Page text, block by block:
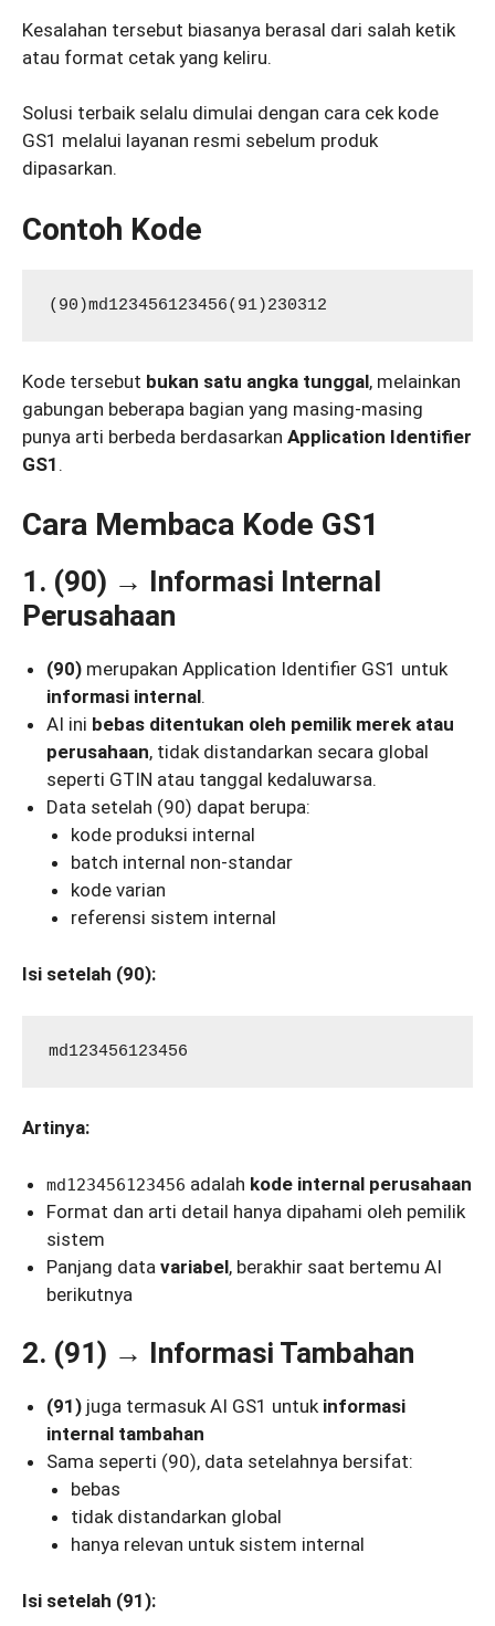
Kesalahan tersebut biasanya berasal dari salah ketik
atau format cetak yang keliru.
Solusi terbaik selalu dimulai dengan cara cek kode
GS1 melalui layanan resmi sebelum produk
dipasarkan.
Contoh Kode
Kode tersebut bukan satu angka tunggal, melainkan
gabungan beberapa bagian yang masing-masing
punya arti berbeda berdasarkan Application Identifier
GS1 .
Cara Membaca Kode GS1
1. (90) → Informasi Internal
Perusahaan
(90) merupakan Application Identifier GS1 untuk
informasi internal.
AI ini bebas ditentukan oleh pemilik merek atau
perusahaan, tidak distandarkan secara global
seperti GTIN atau tanggal kedaluwarsa.
Data setelah (90) dapat berupa:
kode produksi internal
batch internal non-standar
kode varian
referensi sistem internal
Isi setelah (90):
Artinya:
md123456123456 adalah kode internal perusahaan
Format dan arti detail hanya dipahami oleh pemilik
sistem
Panjang datavariabel, berakhir saat bertemu AI
berikutnya
2. (91) → Informasi Tambahan
(91) juga termasuk AI GS1 untuk informasi
internal tambahan
Sama seperti (90), data setelahnya bersifat:
bebas
tidak distandarkan global
hanya relevan untuk sistem internal
Isi setelah (91):